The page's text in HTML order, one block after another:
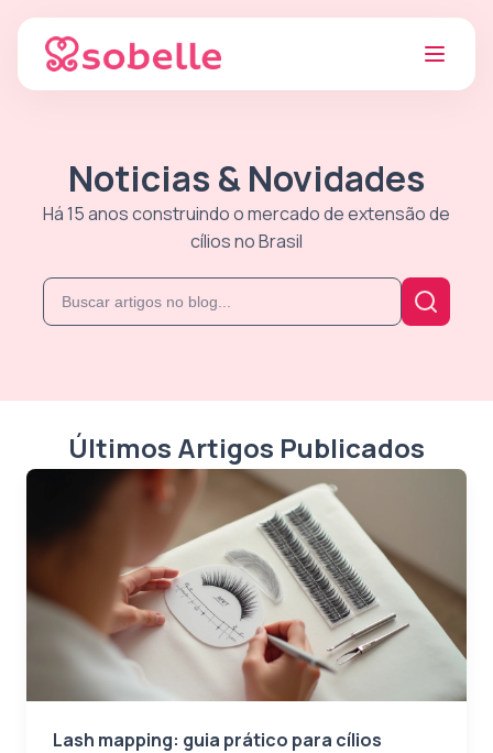
Noticias & Novidades
Há 15 anos construindo o mercado de extensão de
cílios no Brasil
Últimos Artigos Publicados
Lash mapping: guia prático para cílios